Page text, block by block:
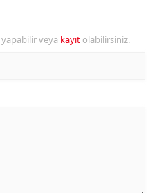
yapabilir veya kayıt olabilirsiniz.